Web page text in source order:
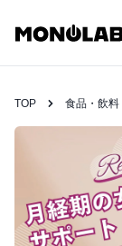
TOP 食品・飲料